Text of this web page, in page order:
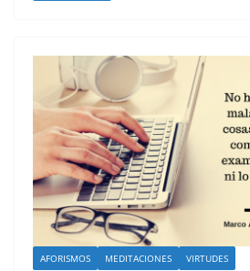
AFORISMOS MEDITACIONES VIRTUDES